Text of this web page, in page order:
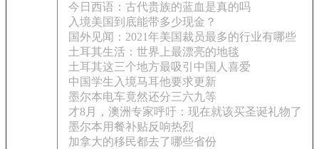
今日西语：古代贵族的蓝血是真的吗
入境美国到底能带多少现金？
国外见闻：2021年美国裁员最多的行业有哪些
土耳其生活：世界上最漂亮的地毯
土耳其这三个地方最吸引中国人喜爱
中国学生入境马耳他要求更新
墨尔本电车竟然还分三六九等
才8月，澳洲专家呼吁：现在就该买圣诞礼物了
墨尔本用餐补贴反响热烈
加拿大的移民都去了哪些省份